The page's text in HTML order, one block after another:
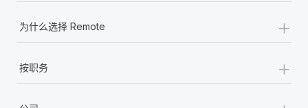
为什么选择 Remote +
按职务 +